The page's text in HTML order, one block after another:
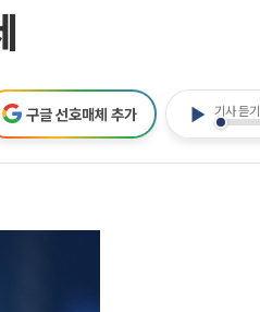
기사 듣기
구글 선호매체 추가